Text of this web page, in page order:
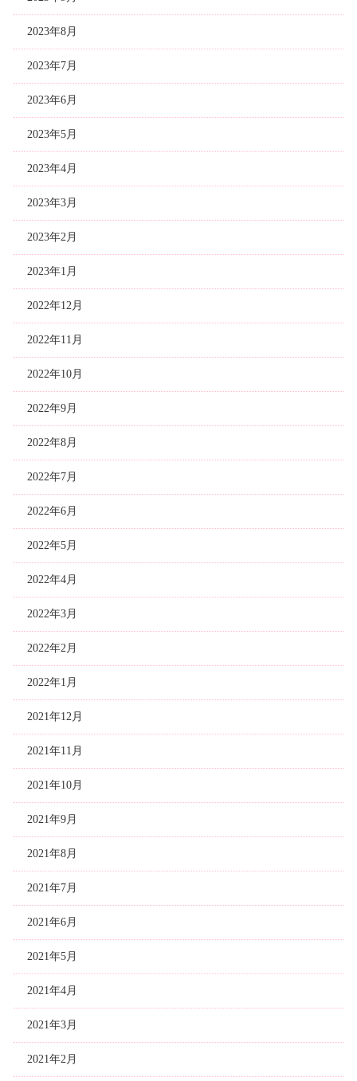
2023年8月
2023年7月
2023年6月
2023年5月
2023年4月
2023年3月
2023年2月
2023年1月
2022年12月
2022年11月
2022年10月
2022年9月
2022年8月
2022年7月
2022年6月
2022年5月
2022年4月
2022年3月
2022年2月
2022年1月
2021年12月
2021年11月
2021年10月
2021年9月
2021年8月
2021年7月
2021年6月
2021年5月
2021年4月
2021年3月
2021年2月